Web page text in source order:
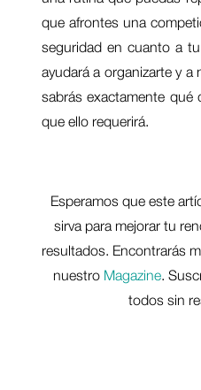
que afrontes una
seguridad en cuanto a
ayudará a organizarte y
sabrás exactamente qué
que ello requerirá.
Esperamos que este
sirva para mejorar tu
resultados. Encontrarás
nuestro Magazine.
todos sin